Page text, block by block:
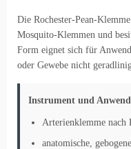
Die Rochester-Pean-
Mosquito-Klemmen und
Form eignet sich für
oder Gewebe nicht
Instrument und
Arterienklemme nach
anatomische,